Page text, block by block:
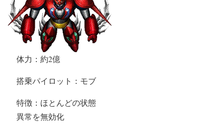
体力：約2億
搭乗パイロット：モブ
特徴：ほとんどの状態
異常を無効化